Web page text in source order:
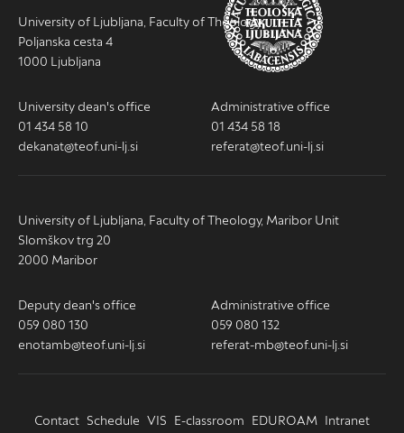
University of Ljubljana, Faculty of Theology
Poljanska cesta 4
1000 Ljubljana
University dean's office
01 434 58 10
dekanat@teof.uni-lj.si
Administrative office
01 434 58 18
referat@teof.uni-lj.si
University of Ljubljana, Faculty of Theology, Maribor Unit
Slomškov trg 20
2000 Maribor
Deputy dean's office
059 080 130
enotamb@teof.uni-lj.si
Administrative office
059 080 132
referat-mb@teof.uni-lj.si
Contact Schedule VIS E-classroom EDUROAM Intranet